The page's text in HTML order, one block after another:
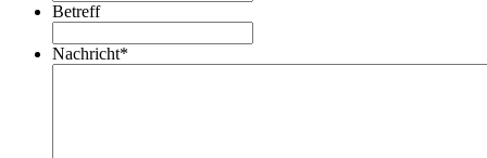
Betreff
Nachricht*